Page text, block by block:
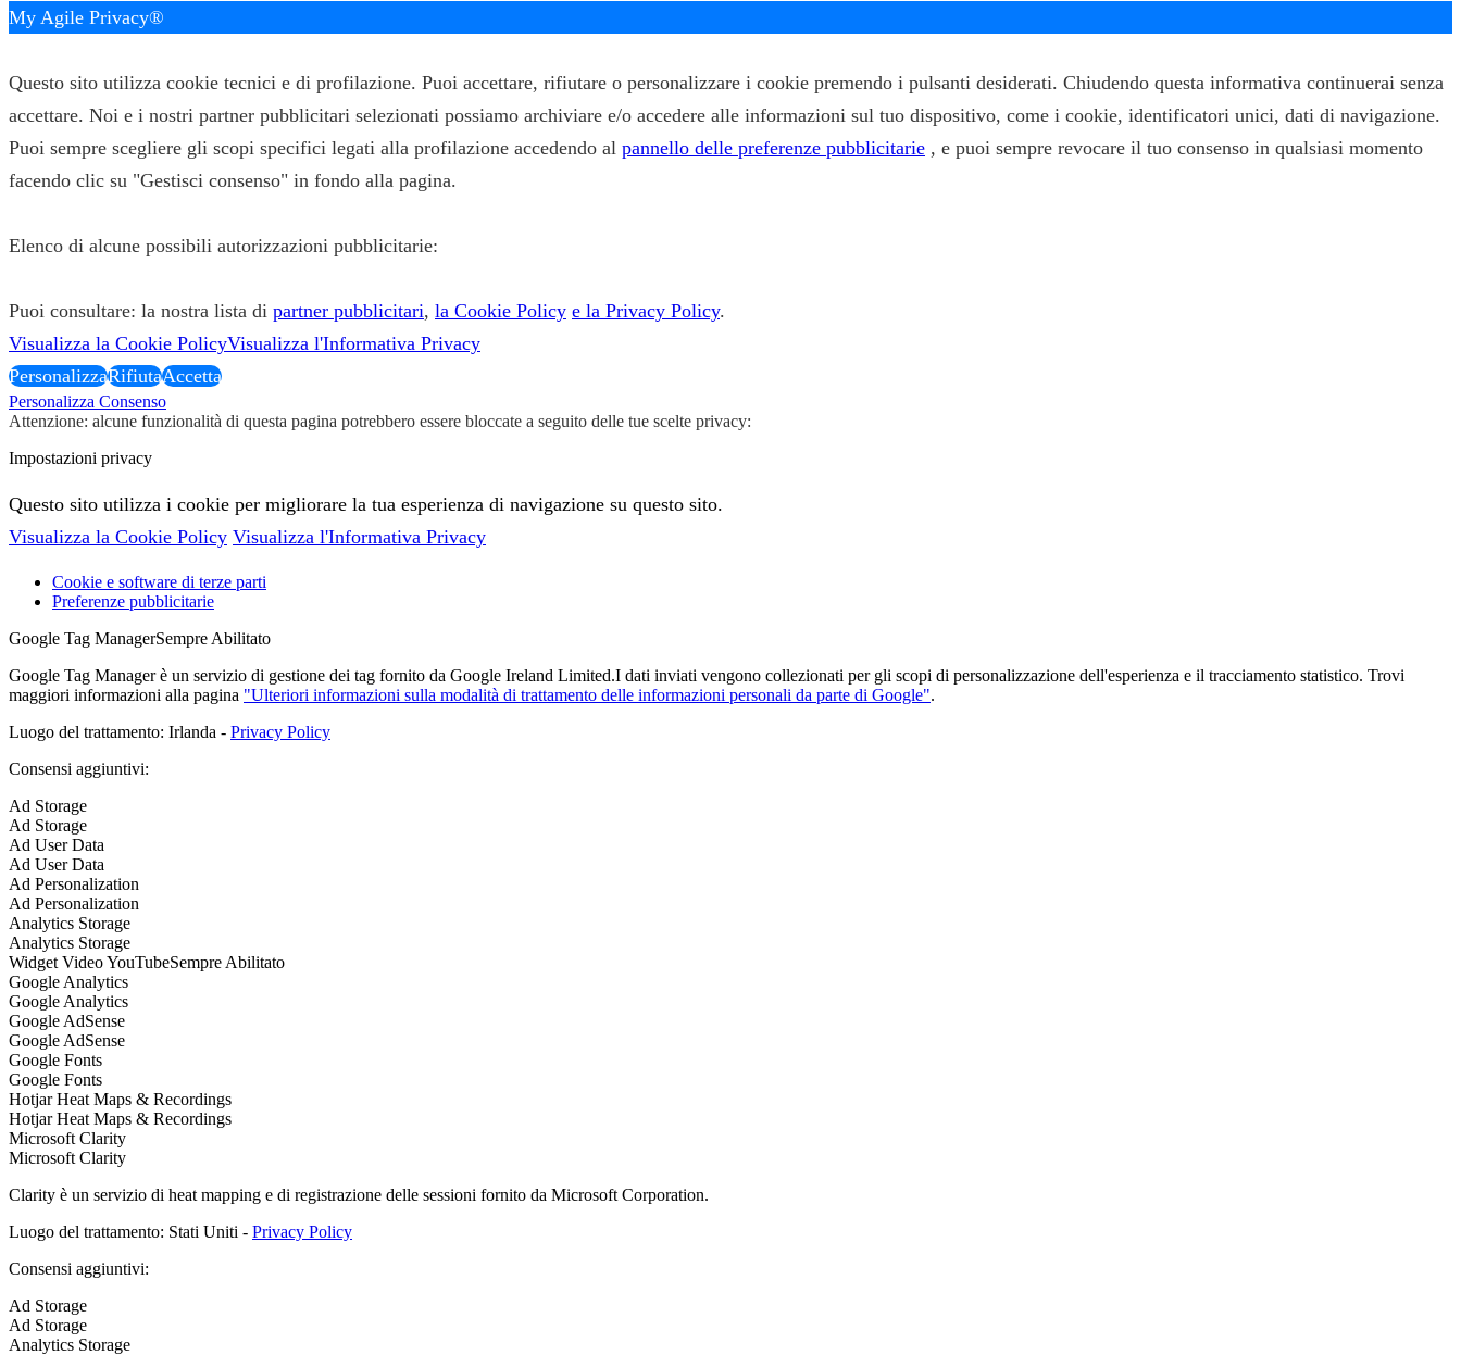
My Agile Privacy®
Questo sito utilizza cookie tecnici e di profilazione. Puoi accettare, rifiutare o personalizzare i cookie premendo i pulsanti desiderati. Chiudendo questa informativa continuerai senza
accettare. Noi e i nostri partner pubblicitari selezionati possiamo archiviare e/o accedere alle informazioni sul tuo dispositivo, come i cookie, identificatori unici, dati di navigazione.
Puoi sempre scegliere gli scopi specifici legati alla profilazione accedendo al pannello delle preferenze pubblicitarie , e puoi sempre revocare il tuo consenso in qualsiasi momento
facendo clic su "Gestisci consenso" in fondo alla pagina.
Elenco di alcune possibili autorizzazioni pubblicitarie:
Puoi consultare: la nostra lista di partner pubblicitari, la Cookie Policy e la Privacy Policy.
Visualizza la Cookie PolicyVisualizza l'Informativa Privacy
PersonalizzaRifiutaAccetta
Personalizza Consenso
Attenzione: alcune funzionalità di questa pagina potrebbero essere bloccate a seguito delle tue scelte privacy:
Impostazioni privacy
Questo sito utilizza i cookie per migliorare la tua esperienza di navigazione su questo sito.
Visualizza la Cookie Policy Visualizza l'Informativa Privacy
Cookie e software di terze parti
Preferenze pubblicitarie
Google Tag ManagerSempre Abilitato
Google Tag Manager è un servizio di gestione dei tag fornito da Google Ireland Limited.I dati inviati vengono collezionati per gli scopi di personalizzazione dell'esperienza e il tracciamento statistico. Trovi
maggiori informazioni alla pagina "Ulteriori informazioni sulla modalità di trattamento delle informazioni personali da parte di Google".
Luogo del trattamento: Irlanda - Privacy Policy
Consensi aggiuntivi:
Ad Storage
Ad Storage
Ad User Data
Ad User Data
Ad Personalization
Ad Personalization
Analytics Storage
Analytics Storage
Widget Video YouTubeSempre Abilitato
Google Analytics
Google Analytics
Google AdSense
Google AdSense
Google Fonts
Google Fonts
Hotjar Heat Maps & Recordings
Hotjar Heat Maps & Recordings
Microsoft Clarity
Microsoft Clarity
Clarity è un servizio di heat mapping e di registrazione delle sessioni fornito da Microsoft Corporation.
Luogo del trattamento: Stati Uniti - Privacy Policy
Consensi aggiuntivi:
Ad Storage
Ad Storage
Analytics Storage